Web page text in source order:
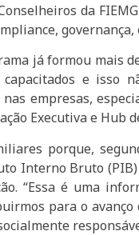
da
já formou mais
capacitados e
empresas,
Executiva e
porque,
Interno Bruto
“Essa é uma
para o